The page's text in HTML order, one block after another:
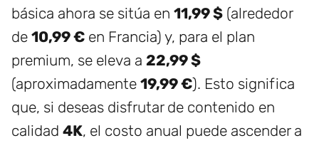
básica ahora se sitúa en 11,99 $ (alrededor
de 10,99 € en Francia) y, para el plan
premium, se eleva a 22,99 $
(aproximadamente 19,99 €). Esto significa
que, si deseas disfrutar de contenido en
calidad 4K, el costo anual puede ascender a